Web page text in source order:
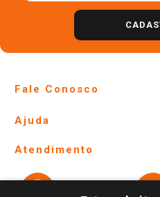
Fale Conosco
Lojas Físicas e Horários
Ofertas
Ajuda
Formas de Pagamento
Atendimento